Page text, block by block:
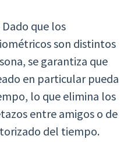
Dado que los
son distintos
se garantiza que
en particular pueda
lo que elimina los
entre amigos o de
del tiempo.